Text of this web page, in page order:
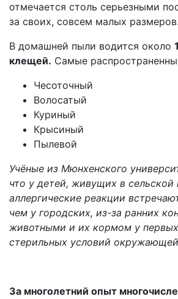
отмечается столь серьезными
за своих, совсем малых размеров.
В домашней пыли водится около
клещей. Самые
Чесоточный
Волосатый
Куриный
Крысиный
Пылевой
Учёные из Мюнхенского
что у детей, живущих в сельской
аллергические реакции
чем у городских, из-за ранних
животными и их кормом у первых
стерильных условий
За многолетний опыт